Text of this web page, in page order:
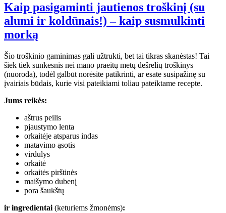
Kaip pasigaminti jautienos troškinį (su
alumi ir koldūnais!) – kaip susmulkinti
morką
Šio troškinio gaminimas gali užtrukti, bet tai tikras skanėstas! Tai
šiek tiek sunkesnis nei mano praeitų metų dešrelių troškinys
(nuoroda), todėl galbūt norėsite patikrinti, ar esate susipažinę su
įvairiais būdais, kurie visi pateikiami toliau pateiktame recepte.
Jums reikės:
aštrus peilis
pjaustymo lenta
orkaitėje atsparus indas
matavimo ąsotis
virdulys
orkaitė
orkaitės pirštinės
maišymo dubenį
pora šaukštų
ir ingredientai (keturiems žmonėms):